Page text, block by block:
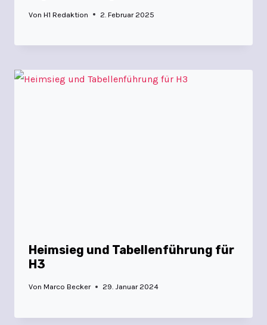
Von H1 Redaktion 2. Februar 2025
Heimsieg und Tabellenführung für
H3
Von Marco Becker 29. Januar 2024